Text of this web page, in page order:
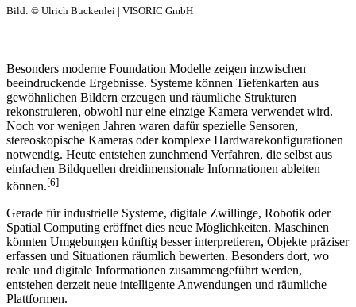
Bild: © Ulrich Buckenlei | VISORIC GmbH
Besonders moderne Foundation Modelle zeigen inzwischen
beeindruckende Ergebnisse. Systeme können Tiefenkarten aus
gewöhnlichen Bildern erzeugen und räumliche Strukturen
rekonstruieren, obwohl nur eine einzige Kamera verwendet wird.
Noch vor wenigen Jahren waren dafür spezielle Sensoren,
stereoskopische Kameras oder komplexe Hardwarekonfigurationen
notwendig. Heute entstehen zunehmend Verfahren, die selbst aus
einfachen Bildquellen dreidimensionale Informationen ableiten
können.[6]
Gerade für industrielle Systeme, digitale Zwillinge, Robotik oder
Spatial Computing eröffnet dies neue Möglichkeiten. Maschinen
könnten Umgebungen künftig besser interpretieren, Objekte präziser
erfassen und Situationen räumlich bewerten. Besonders dort, wo
reale und digitale Informationen zusammengeführt werden,
entstehen derzeit neue intelligente Anwendungen und räumliche
Plattformen.